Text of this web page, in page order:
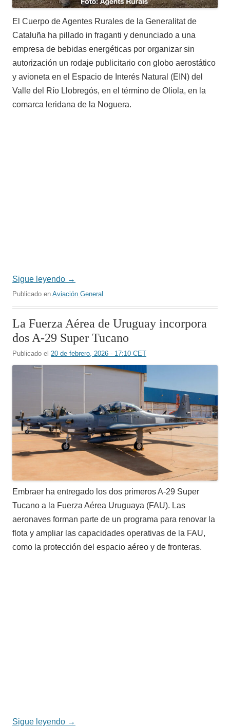
El Cuerpo de Agentes Rurales de la Generalitat de
Cataluña ha pillado in fraganti y denunciado a una
empresa de bebidas energéticas por organizar sin
autorización un rodaje publicitario con globo aerostático
y avioneta en el Espacio de Interés Natural (EIN) del
Valle del Río Llobregós, en el término de Oliola, en la
comarca leridana de la Noguera.
Sigue leyendo →
Publicado en Aviación General
La Fuerza Aérea de Uruguay incorpora
dos A-29 Super Tucano
Publicado el 20 de febrero, 2026 - 17:10 CET
Embraer ha entregado los dos primeros A-29 Super
Tucano a la Fuerza Aérea Uruguaya (FAU). Las
aeronaves forman parte de un programa para renovar la
flota y ampliar las capacidades operativas de la FAU,
como la protección del espacio aéreo y de fronteras.
Sigue leyendo →